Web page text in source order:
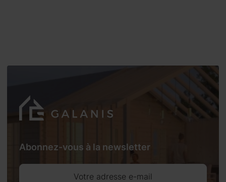
Abonnez-vous à la newsletter
Votre adresse e-mail